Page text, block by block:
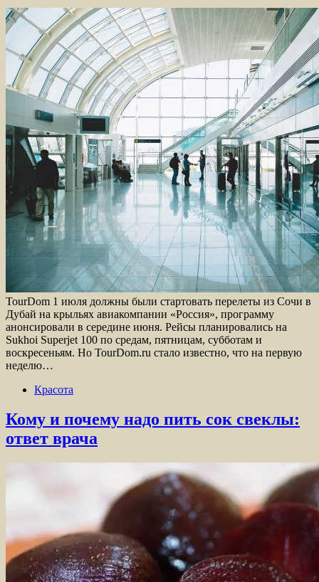
TourDom 1 июля должны были стартовать перелеты из Сочи в
Дубай на крыльях авиакомпании «Россия», программу
анонсировали в середине июня. Рейсы планировались на
Sukhoi Superjet 100 по средам, пятницам, субботам и
воскресеньям. Но TourDom.ru стало известно, что на первую
неделю…
Красота
Кому и почему надо пить сок свеклы:
ответ врача